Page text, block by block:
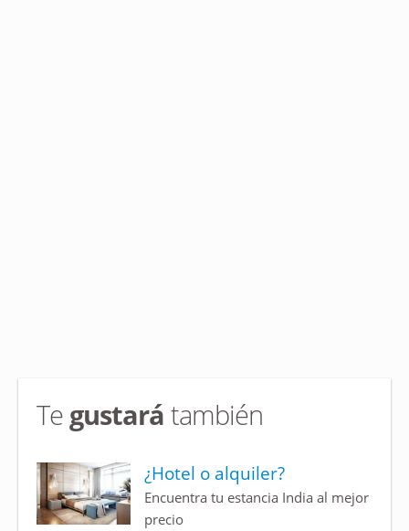
Te gustará también
¿Hotel o alquiler?
Encuentra tu estancia India al mejor
precio